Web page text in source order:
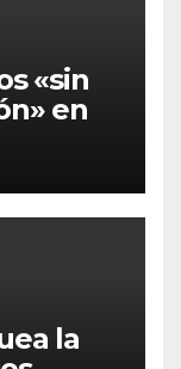
«sin
en
la